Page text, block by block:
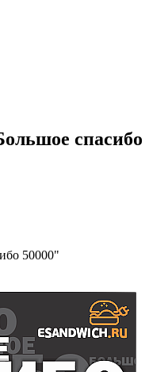
спасибо
50000"